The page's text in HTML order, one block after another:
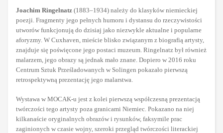
Joachim Ringelnatz (1883–1934) należy do klasyków niemieckiej
poezji. Fragmenty jego pełnych humoru i dystansu do rzeczywistości
utworów funkcjonują do dzisiaj jako niezwykle aktualne i popularne
aforyzmy. W Cuxhaven, mieście blisko związanym z biografią artysty,
znajduje się poświęcone jego postaci muzeum. Ringelnatz był również
malarzem, jego obrazy są jednak mało znane. Dopiero w 2016 roku
Centrum Sztuk Prześladowanych w Solingen pokazało pierwszą
retrospektywną prezentację jego malarstwa.
Wystawa w MOCAK-u jest z kolei pierwszą współczesną prezentacją
twórczości tego artysty poza granicami Niemiec. Pokazano na niej
kilkanaście oryginalnych obrazów i rysunków, faksymile prac
zaginionych w czasie wojny, szeroki przegląd twórczości literackiej